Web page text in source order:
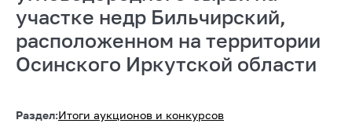
участке недр Бильчирский,
расположенном на территории
Осинского Иркутской области
Раздел:Итоги аукционов и конкурсов